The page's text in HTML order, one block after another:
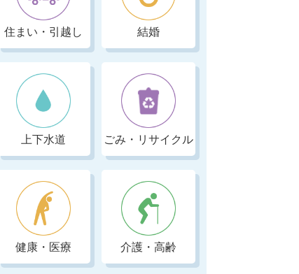
住まい・引越し 結婚
上下水道 ごみ・リサイクル
健康・医療 介護・高齢